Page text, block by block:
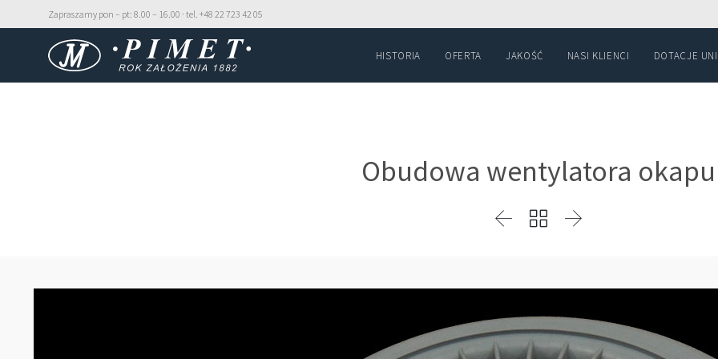
Zapraszamy pon – pt: 8.00 – 16.00 · tel. +48 22 723 42 05
HISTORIA OFERTA JAKOŚĆ NASI KLIENCI DOTACJE
Obudowa wentylatora okapu
  